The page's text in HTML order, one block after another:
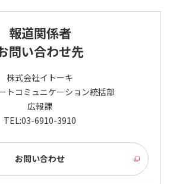
報道関係者
問い合わせ先
株式会社イトーキ
トコミュニケーション統括部
広報課
TEL:03-6910-3910
お問い合わせ